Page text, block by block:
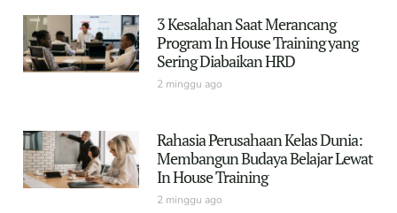
3 Kesalahan Saat Merancang
Program In House Training yang
Sering Diabaikan HRD
2 minggu ago
Rahasia Perusahaan Kelas Dunia:
Membangun Budaya Belajar Lewat
In House Training
2 minggu ago